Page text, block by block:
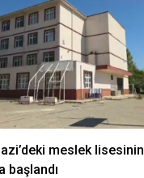
meslek lisesinin
başlandı